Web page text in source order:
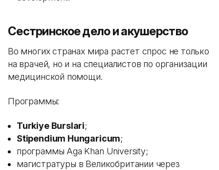
Сестринское дело и акушерство
Во многих странах мира растет спрос не только
на врачей, но и на специалистов по организации
медицинской помощи.
Программы:
Turkiye Burslari;
Stipendium Hungaricum;
программы Aga Khan University;
магистратуры в Великобритании через